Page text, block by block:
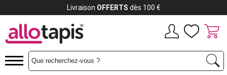
Livraison OFFERTS dès 100 €